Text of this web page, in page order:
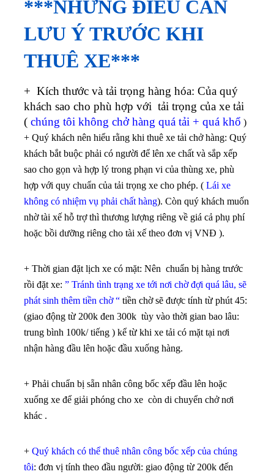
***NHỮNG ĐIỀU CẦN
LƯU Ý TRƯỚC KHI
THUÊ XE***
+ Kích thước và tải trọng hàng hóa: Của quý
khách sao cho phù hợp với tải trọng của xe tải
( chúng tôi không chở hàng quá tải + quá khổ )
+ Quý khách nên hiểu rằng khi thuê xe tải chở hàng: Quý
khách bắt buộc phải có người để lên xe chất và sắp xếp
sao cho gọn và hợp lý trong phạn vi của thùng xe, phù
hợp với quy chuẩn của tải trọng xe cho phép. ( Lái xe
không có nhiệm vụ phải chất hàng). Còn quý khách muốn
nhờ tài xế hỗ trợ thì thương lượng riêng về giá cả phụ phí
hoặc bồi dưỡng riêng cho tài xế theo đơn vị VNĐ ).
+ Thời gian đặt lịch xe có mặt: Nên chuẩn bị hàng trước
rồi đặt xe: ” Tránh tình trạng xe tới nơi chờ đợi quá lâu, sẽ
phát sinh thêm tiền chờ “ tiền chờ sẽ được tính từ phút 45:
(giao động từ 200k đen 300k tùy vào thời gian bao lâu:
trung bình 100k/ tiếng ) kể từ khi xe tải có mặt tại nơi
nhận hàng đầu lên hoặc đầu xuống hàng.
+ Phải chuẩn bị sẵn nhân công bốc xếp đầu lên hoặc
xuống xe để giải phóng cho xe còn di chuyển chở nơi
khác .
+ Quý khách có thể thuê nhân công bốc xếp của chúng
tôi: đơn vị tính theo đầu người: giao động từ 200k đến